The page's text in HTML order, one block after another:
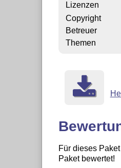
Lizenzen
Copyright
Betreuer
Themen
Für dieses
Paket bewertet!